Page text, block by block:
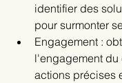
identifier des
pour surmonter
Engagement :
l'engagement
actions précises